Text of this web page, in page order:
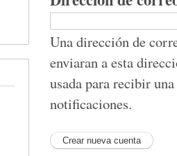
Una dirección de
enviaran a esta
usada para recibir
notificaciones.